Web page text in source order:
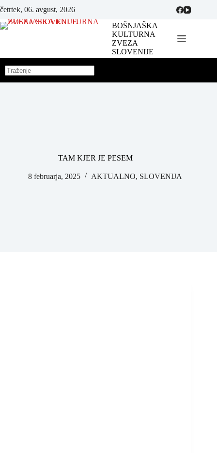
četrtek, 06. avgust, 2026
BOŠNJAŠKA
KULTURNA
ZVEZA
SLOVENIJE
TAM KJER JE PESEM
8 februarja, 2025 AKTUALNO, SLOVENIJA